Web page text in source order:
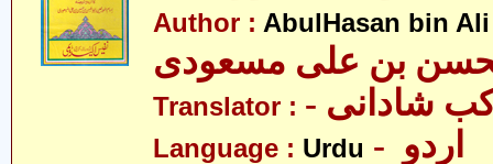
Author : AbulHasan bin
Translator : شادانی
Language : Urdu